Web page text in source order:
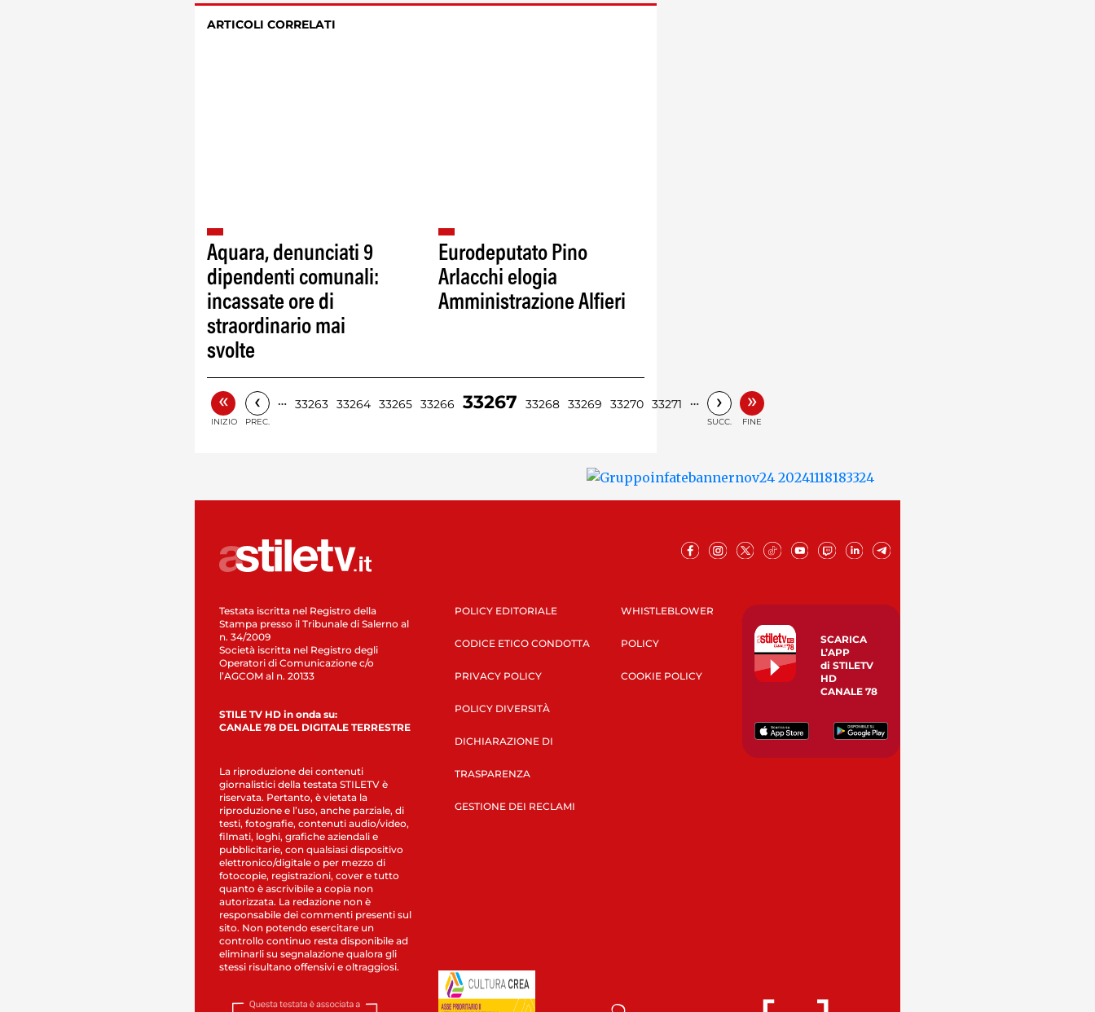
ARTICOLI CORRELATI
Aquara, denunciati 9
dipendenti comunali:
incassate ore di
straordinario mai
svolte
Eurodeputato Pino
Arlacchi elogia
Amministrazione Alfieri
«
INIZIO
‹
PREC.
… 33263 33264 33265 33266 33267 33268 33269 33270 33271 … ›
SUCC.
»
FINE
Testata iscritta nel Registro della
Stampa presso il Tribunale di Salerno al
n. 34/2009
Società iscritta nel Registro degli
Operatori di Comunicazione c/o
l’AGCOM al n. 20133
STILE TV HD in onda su:
CANALE 78 DEL DIGITALE TERRESTRE
La riproduzione dei contenuti
giornalistici della testata STILETV è
riservata. Pertanto, è vietata la
riproduzione e l’uso, anche parziale, di
testi, fotografie, contenuti audio/video,
filmati, loghi, grafiche aziendali e
pubblicitarie, con qualsiasi dispositivo
elettronico/digitale o per mezzo di
fotocopie, registrazioni, cover e tutto
quanto è ascrivibile a copia non
autorizzata. La redazione non è
responsabile dei commenti presenti sul
sito. Non potendo esercitare un
controllo continuo resta disponibile ad
eliminarli su segnalazione qualora gli
stessi risultano offensivi e oltraggiosi.
POLICY EDITORIALE
CODICE ETICO CONDOTTA
PRIVACY POLICY
POLICY DIVERSITÀ
DICHIARAZIONE DI
TRASPARENZA
GESTIONE DEI RECLAMI
WHISTLEBLOWER
POLICY
COOKIE POLICY
SCARICA
L’APP
di STILETV
HD
CANALE 78